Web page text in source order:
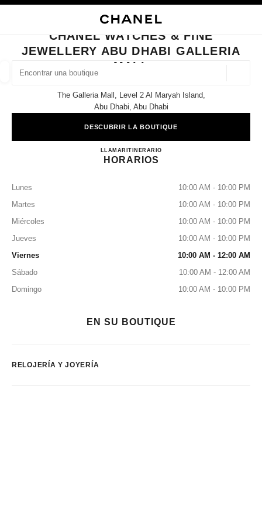
BUSCAR UNA BOUTIQUE
CERRAR TARJETA DE BOUTIQUE CHANEL WATCHES & FINE
CHANEL WATCHES & FINE
JEWELLERY ABU DHABI GALLERIA
MALL
The Galleria Mall, Level 2 Al Maryah Island,
Abu Dhabi, Abu Dhabi
DESCUBRIR LA BOUTIQUE
LLAMAR22049331ITINERARIOCHANEL WATCHES &
HORARIOS
Lunes
10:00 AM - 10:00 PM
Martes
10:00 AM - 10:00 PM
Miércoles
10:00 AM - 10:00 PM
Jueves
10:00 AM - 10:00 PM
Viernes
10:00 AM - 12:00 AM
Sábado
10:00 AM - 12:00 AM
Domingo
10:00 AM - 10:00 PM
EN SU BOUTIQUE
RELOJERÍA Y JOYERÍA
resultado de los filtros por: